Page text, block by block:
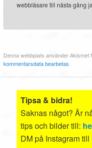
webbläsare till nästa gång
Denna webbplats använder
kommentarsdata bearbetas.
Tipsa & bidra!
Saknas något? Är
tips och bilder till:
DM på Instagram till